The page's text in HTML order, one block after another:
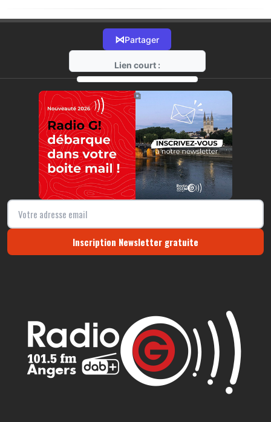
⋈Partager
Lien court :
https://radio-g.fr?16635
⧉
Inscription Newsletter gratuite